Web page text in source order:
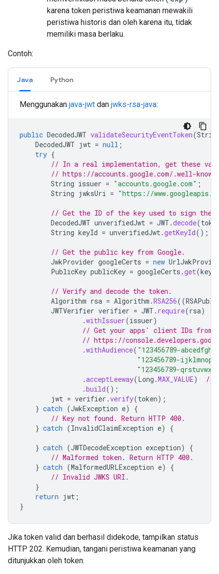
karena token peristiwa keamanan mewakili
peristiwa historis dan oleh karena itu, tidak
memiliki masa berlaku.
Contoh:
Java Python
Menggunakan java-jwt dan jwks-rsa-java:
public DecodedJWT validateSecurityEventToken(
DecodedJWT jwt = null ;
try {
// In a real implementation, get these
// https://accounts.google.com/.well-
String issuer = "accounts.google.com" ;
String jwksUri = "https://
// Get the ID of the key used to sign the
DecodedJWT unverifiedJwt = JWT .decode(
String keyId = unverifiedJwt.getKeyId();
// Get the public key from Google.
JwkProvider googleCerts = new
PublicKey publicKey = googleCerts .get(
// Verify and decode the token.
Algorithm rsa = Algorithm .RSA256((
JWTVerifier verifier = JWT . require(rsa)
.withIssuer(issuer)
// Get your apps' client IDs from
// https://
.withAudience( "123456789-
"123456789-
"123456789-
.acceptLeeway(Long .MAX_VALUE)
//
.build();
jwt = verifier .verify(token);
} catch (JwkException e)
{
// Key not found. Return HTTP 400.
} catch (InvalidClaimException e) {
} catch (JWTDecodeException exception)
{
// Malformed token. Return HTTP 400.
} catch (MalformedURLException e)
{
// Invalid JWKS URI.
}
return jwt ;
}
Jika token valid dan berhasil didekode, tampilkan status
HTTP 202. Kemudian, tangani peristiwa keamanan yang
ditunjukkan oleh token.